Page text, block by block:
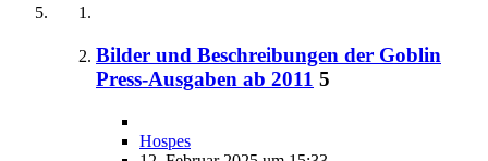
Bilder und Beschreibungen der Goblin
Press-Ausgaben ab 2011 5
Hospes